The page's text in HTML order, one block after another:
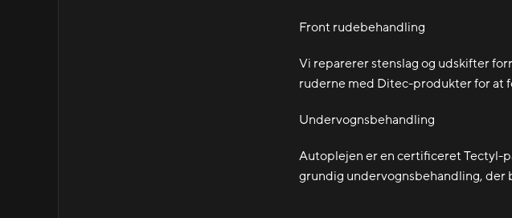
Front rudebehandling
Vi reparerer stenslag og udskifter
ruderne med Ditec-produkter for at
Undervognsbehandling
Autoplejen er en certificeret Tectyl-
grundig undervognsbehandling, der